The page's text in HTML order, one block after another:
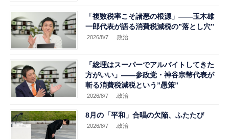
「複数税率こそ諸悪の根源」――玉木雄
一郎代表が語る消費税減税の”落とし穴”
2026/8/7 .政治
「総理はスーパーでアルバイトしてきた
方がいい」――参政党・神谷宗幣代表が
斬る消費税減税という”愚策”
2026/8/7 .政治
8月の「平和」合唱の欠陥、ふたたび
2026/8/7 .政治